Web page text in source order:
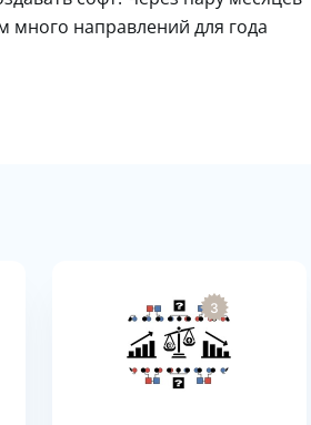
много направлений для года
3